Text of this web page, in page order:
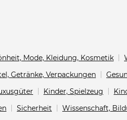
Mode, Kleidung, Kosmetik
Getränke, Verpackungen
Kinder, Spielzeug
Sicherheit Wissenschaft,